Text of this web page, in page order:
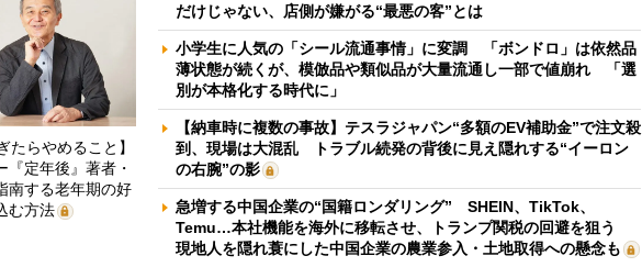
たらやめること】
『定年後』著者・
南する老年期の好
む方法
だけじゃない、店側が嫌がる“最悪の客”とは
小学生に人気の「シール流通事情」に変調 「ボンドロ」は依然品
薄状態が続くが、模倣品や類似品が大量流通し一部で値崩れ 「選
別が本格化する時代に」
【納車時に複数の事故】テスラジャパン“多額のEV補助金”で注文殺
到、現場は大混乱 トラブル続発の背後に見え隠れする“イーロン
の右腕”の影
急増する中国企業の“国籍ロンダリング” SHEIN、TikTok、
Temu…本社機能を海外に移転させ、トランプ関税の回避を狙う
現地人を隠れ蓑にした中国企業の農業参入・土地取得への懸念も